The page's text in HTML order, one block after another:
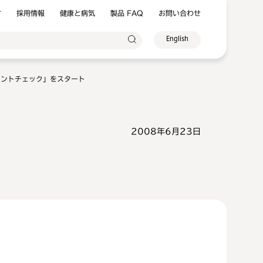
採用情報 健康と病気 製品 FAQ お問い合わせ
English
トチェック」をスタート
2008年6月23日